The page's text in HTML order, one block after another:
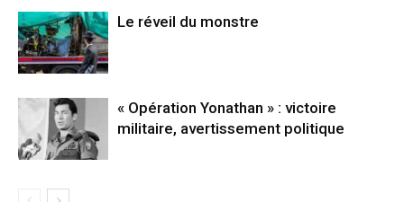
Le réveil du monstre
« Opération Yonathan » : victoire
militaire, avertissement politique